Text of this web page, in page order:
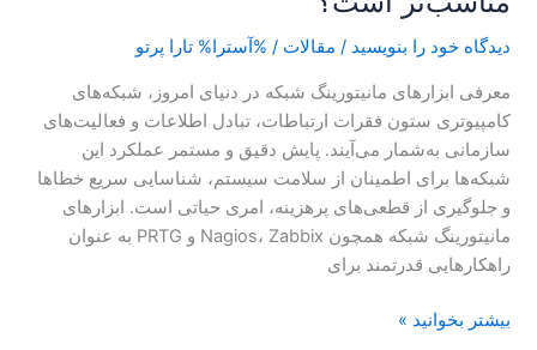
دیدگاه‌ خود را بنویسید / مقالات / %آسترا% تارا پرتو
معرفی ابزارهای مانیتورینگ شبکه در دنیای امروز، شبکه‌های
کامپیوتری ستون فقرات ارتباطات، تبادل اطلاعات و فعالیت‌های
سازمانی به‌شمار می‌آیند. پایش دقیق و مستمر عملکرد این
شبکه‌ها برای اطمینان از سلامت سیستم، شناسایی سریع خطاها
و جلوگیری از قطعی‌های پرهزینه، امری حیاتی است. ابزارهای
مانیتورینگ شبکه همچون Nagios، Zabbix و PRTG به عنوان
راهکارهایی قدرتمند برای
است؟
بیشتر بخوانید »